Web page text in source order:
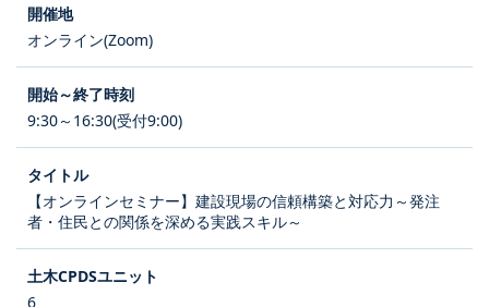
オンライン(Zoom)
9:30～16:30(受付9:00)
【オンラインセミナー】建設現場の信頼構築と対応力～発注
者・住民との関係を深める実践スキル～
6